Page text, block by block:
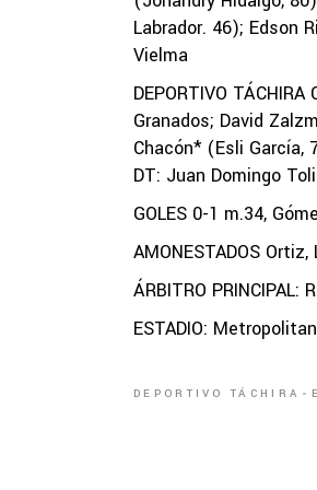
Labrador. 46); Edson
Vielma
DEPORTIVO
Granados; David
Chacón* (Esli García,
DT: Juan Domingo
GOLES 0-1 m.34,
AMONESTADOS
ÁRBITRO
ESTADIO:
DEPORTIVO TÁCHIRA